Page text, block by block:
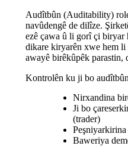
Audîtbûn (Auditability)
navûdengê de dilîze.
ezê çawa û li gorî çi biryar
dikare kiryarên xwe hem
awayê birêkûpêk parastin,
Kontrolên ku ji bo
Nirxandina
Ji bo
(trader)
Baweriya